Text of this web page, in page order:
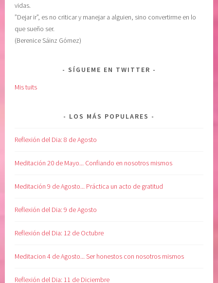
vidas.
”Dejar ir”, es no criticar y manejar a alguien, sino convertirme en lo
que sueño ser.
(Berenice Sáinz Gómez)
SÍGUEME EN TWITTER
Mis tuits
LOS MÁS POPULARES
Reflexión del Dia: 8 de Agosto
Meditación 20 de Mayo... Confiando en nosotros mismos
Meditación 9 de Agosto... Práctica un acto de gratitud
Reflexión del Dia: 9 de Agosto
Reflexión del Dia: 12 de Octubre
Meditacion 4 de Agosto... Ser honestos con nosotros mismos
Reflexión del Dia: 11 de Diciembre